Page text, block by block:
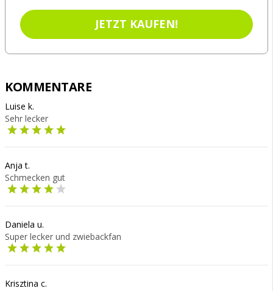
JETZT KAUFEN!
KOMMENTARE
Luise k.
Sehr lecker
Anja t.
Schmecken gut
Daniela u.
Super lecker und zwiebackfan
Krisztina c.